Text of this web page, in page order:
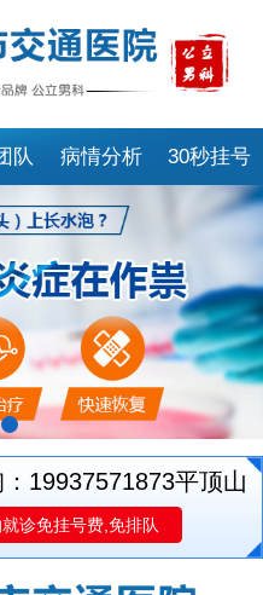
队 病情分析 30秒挂号
19937571873平顶山市
诊免挂号费,免排队